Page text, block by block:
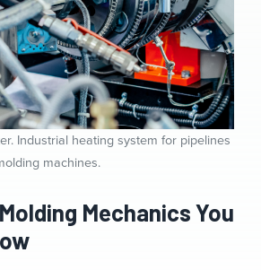
Industrial heating system for pipelines
machines.
Mechanics You